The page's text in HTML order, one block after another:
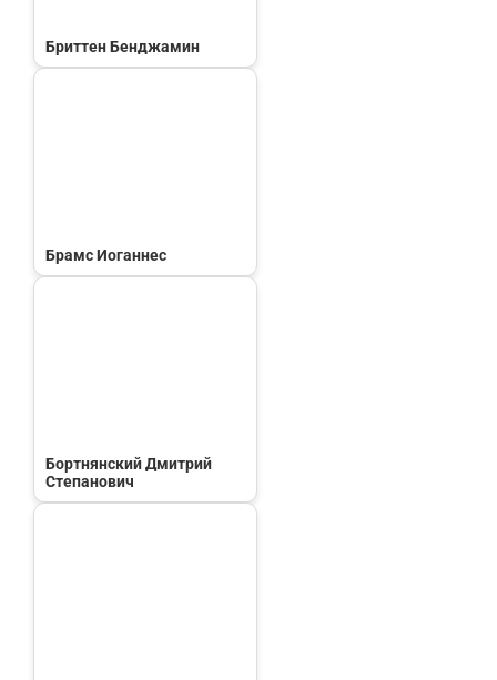
Бриттен Бенджамин
Брамс Иоганнес
Бортнянский Дмитрий
Степанович